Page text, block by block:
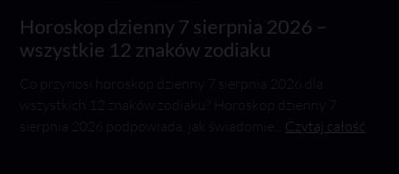
Horoskop dzienny 7 sierpnia 2026 –
wszystkie 12 znaków zodiaku
Czytaj całość